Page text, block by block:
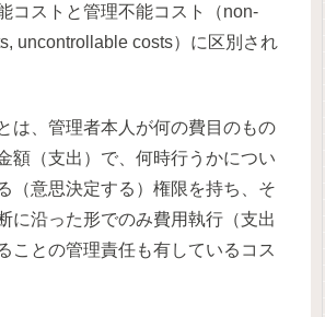
コストと管理不能コスト（non-
uncontrollable costs）に区別され
は、管理者本人が何の費目のもの
額（支出）で、何時行うかについ
（意思決定する）権限を持ち、そ
に沿った形でのみ費用執行（支出
ことの管理責任も有しているコス